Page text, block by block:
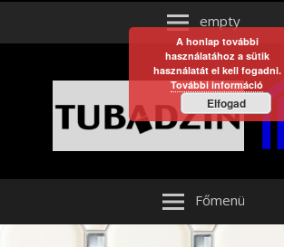
empty
Főmenü
A honlap további
használatához a sütik
használatát el kell fogadni.
További információ
Elfogad